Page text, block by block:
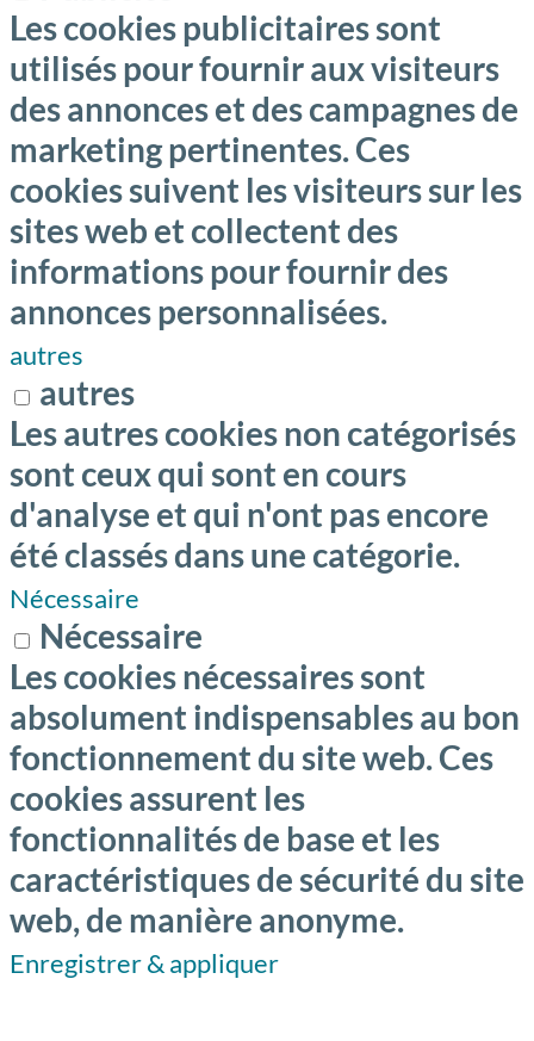
Les cookies publicitaires sont
utilisés pour fournir aux visiteurs
des annonces et des campagnes de
marketing pertinentes. Ces
cookies suivent les visiteurs sur les
sites web et collectent des
informations pour fournir des
annonces personnalisées.
autres
autres
Les autres cookies non catégorisés
sont ceux qui sont en cours
d'analyse et qui n'ont pas encore
été classés dans une catégorie.
Nécessaire
Nécessaire
Les cookies nécessaires sont
absolument indispensables au bon
fonctionnement du site web. Ces
cookies assurent les
fonctionnalités de base et les
caractéristiques de sécurité du site
web, de manière anonyme.
Enregistrer & appliquer